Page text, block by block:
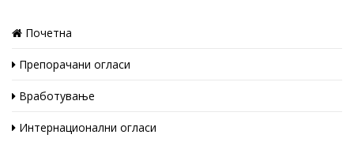
Почетна
Препорачани огласи
Вработување
Интернационални огласи